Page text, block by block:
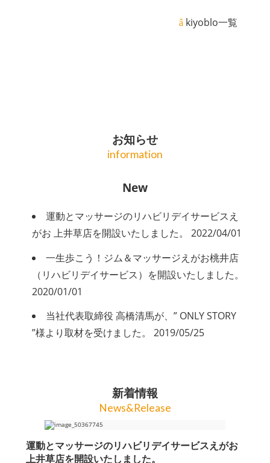
kiyoblo一覧
お知らせ
information
New
運動とマッサージのリハビリデイサービスえ
がお 上井草店を開設いたしました。
2022/04/01
一生歩こう！ジム＆マッサージえがお桃井店
（リハビリデイサービス）を開設いたしました。
2020/01/01
当社代表取締役 高橋清馬が、” ONLY STORY
”様より取材を受けました。
2019/05/25
新着情報
News&Release
運動とマッサージのリハビリデイサービスえがお
上井草店を開設いたしました。